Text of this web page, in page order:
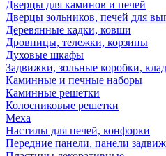
Дверцы для каминов и печей
Дверцы зольников, печей для
Деревянные кадки, ковши
Дровницы, тележки, корзины
Духовые шкафы
Задвижки, зольные коробки,
Каминные и печные наборы
Каминные решетки
Колосниковые решетки
Меха
Настилы для печей, конфорки
Передние панели, панели